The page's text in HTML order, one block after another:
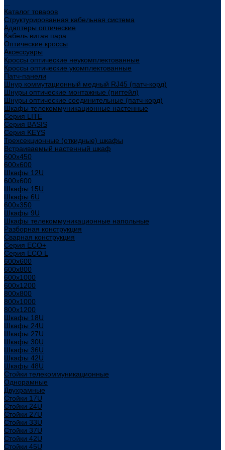
Каталог товаров
Структурированная кабельная система
Адаптеры оптические
Кабель витая пара
Оптические кроссы
Аксессуары
Кроссы оптические неукомплектованные
Кроссы оптические укомплектованные
Патч-панели
Шнур коммутационный медный RJ45 (патч-корд)
Шнуры оптические монтажные (пигтейл)
Шнуры оптические соединительные (патч-корд)
Шкафы телекоммуникационные настенные
Cерия LITE
Cерия BASIS
Cерия KEYS
Трехсекционные (откидные) шкафы
Встраиваемый настенный шкаф
600x450
600x600
Шкафы 12U
600x600
Шкафы 15U
Шкафы 6U
600x350
Шкафы 9U
Шкафы телекоммуникационные напольные
Разборная конструкция
Сварная конструкция
Серия ECO+
Серия ECO L
600x600
600x800
600х1000
600х1200
800x800
800х1000
800х1200
Шкафы 18U
Шкафы 24U
Шкафы 27U
Шкафы 30U
Шкафы 36U
Шкафы 42U
Шкафы 48U
Стойки телекоммуникационные
Однорамные
Двухрамные
Стойки 17U
Стойки 24U
Стойки 27U
Стойки 33U
Стойки 37U
Стойки 42U
Стойки 45U